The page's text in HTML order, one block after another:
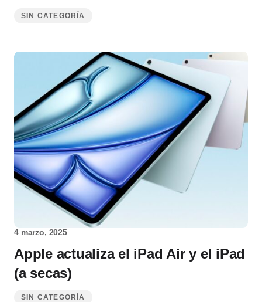
SIN CATEGORÍA
4 marzo, 2025
Apple actualiza el iPad Air y el iPad
(a secas)
SIN CATEGORÍA